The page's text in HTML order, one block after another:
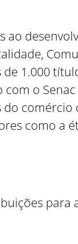
ao
1.000
o
comércio
como a
para